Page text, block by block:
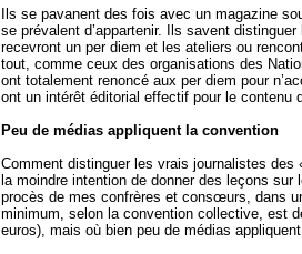
Ils se pavanent des fois avec un magazine
se prévalent d’appartenir. Ils savent
recevront un per diem et les ateliers ou
tout, comme ceux des organisations des
ont totalement renoncé aux per diem pour
ont un intérêt éditorial effectif pour le contenu
Peu de médias appliquent la convention
Comment distinguer les vrais journalistes des
la moindre intention de donner des leçons
procès de mes confrères et consœurs, dans
minimum, selon la convention collective, est
euros), mais où bien peu de médias